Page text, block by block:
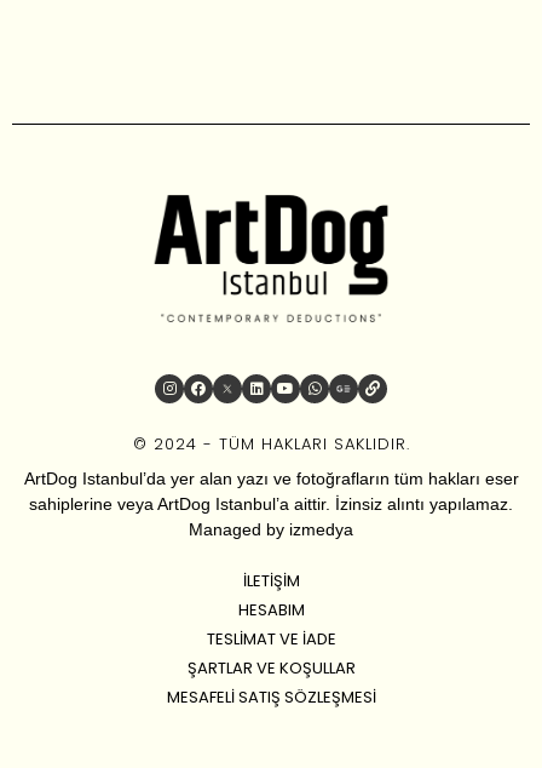
© 2024 - TÜM HAKLARI SAKLIDIR.
ArtDog Istanbul’da yer alan yazı ve fotoğrafların tüm hakları eser
sahiplerine veya ArtDog Istanbul’a aittir. İzinsiz alıntı yapılamaz.
Managed by izmedya
İLETIŞIM
HESABIM
TESLIMAT VE İADE
ŞARTLAR VE KOŞULLAR
MESAFELI SATIŞ SÖZLEŞMESI